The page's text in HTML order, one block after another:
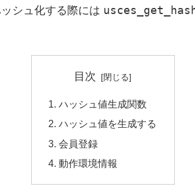
シュ化する際には
目次
ハッシュ値生成関数
ハッシュ値を生成する
会員登録
動作環境情報